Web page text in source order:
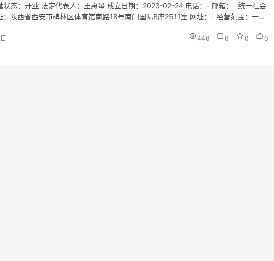
状态：开业 法定代表人：王惠琴 成立日期：2023-02-24 电话：- 邮箱：- 统一社会
陕西省西安市碑林区体育馆南路18号南门国际B座2511室 网址：- 经营范围：一般
446 0 0 0